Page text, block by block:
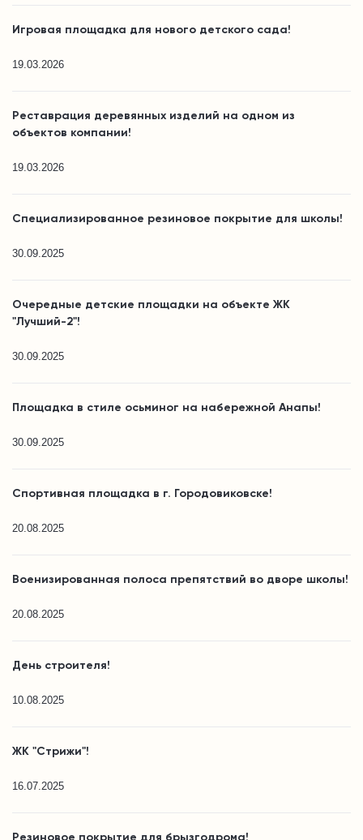
Игровая площадка для нового детского сада!
19.03.2026
Реставрация деревянных изделий на одном из
объектов компании!
19.03.2026
Специализированное резиновое покрытие для школы!
30.09.2025
Очередные детские площадки на объекте ЖК
"Лучший-2"!
30.09.2025
Площадка в стиле осьминог на набережной Анапы!
30.09.2025
Спортивная площадка в г. Городовиковске!
20.08.2025
Военизированная полоса препятствий во дворе школы!
20.08.2025
День строителя!
10.08.2025
ЖК "Стрижи"!
16.07.2025